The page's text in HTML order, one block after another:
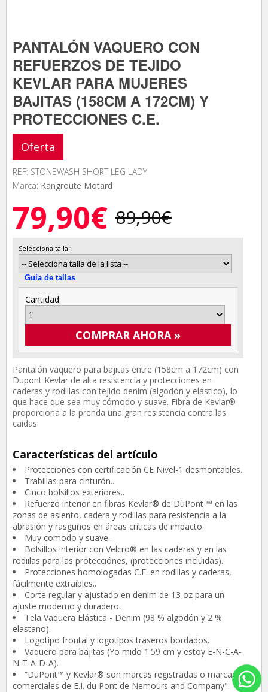
PANTALÓN VAQUERO CON
REFUERZOS DE TEJIDO
KEVLAR PARA MUJERES
BAJITAS (158CM A 172CM) Y
PROTECCIONES C.E.
Oferta
REF: STONEWASH SHORT LEG LADY
Marca: Kangroute Motard
79,90€ 89,90€
Selecciona talla:
Guía de tallas
Cantidad
COMPRAR AHORA »
Pantalón vaquero para bajitas entre (158cm a 172cm) con
Dupont Kevlar de alta resistencia y protecciones en
caderas y rodillas con tejido denim (algodón y elástico), lo
que hace que sea muy cómodo y suave. Fibra de Kevlar®
proporciona a la prenda una gran resistencia contra las
caidas.
Características del artículo
Protecciones con certificación CE Nivel-1 desmontables.
Trabillas para cinturón..
Cinco bolsillos exteriores..
Refuerzo interior en fibras Kevlar® de DuPont ™ en las
zonas de asiento, cadera y rodillas para resistencia a la
abrasión y rasguños en áreas críticas de impacto..
Muy comodo y suave..
Bolsillos interior con Velcro® en las caderas y en las
rodiilas para las protecciónes, (protecciones incluidas).
Protecciones homologadas C.E. en rodillas y caderas,
fácilmente extraíbles..
Corte regular y ajustado en denim de 13 oz para un
ajuste moderno y duradero.
Tela Vaquera Elástica - Denim (98 % algodón y 2 %
elastano).
Logotipo frontal y logotipos traseros bordados.
Vaquero para bajitas (Yo mido 1'59 cm y estoy E-N-C-A-
N-T-A-D-A).
“DuPont™ y Kevlar® son marcas registradas o marcas
comerciales de E.I. du Pont de Nemours and Company".